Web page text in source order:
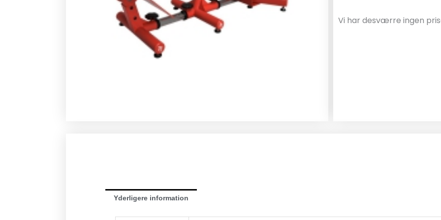
Vi har desværre ingen
Yderligere information